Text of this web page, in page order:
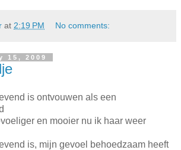
at 2:19 PM No comments:
15, 2009
is ontvouwen als een
en mooier nu ik haar weer
is, mijn gevoel behoedzaam heeft